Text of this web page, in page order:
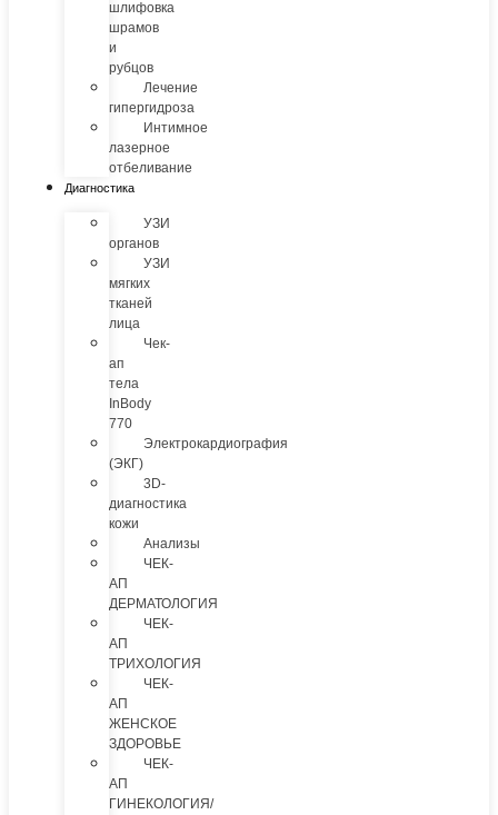
шлифовка
шрамов
и
рубцов
Лечение
гипергидроза
Интимное
лазерное
отбеливание
Диагностика
УЗИ
органов
УЗИ
мягких
тканей
лица
Чек-
ап
тела
InBody
770
Электрокардиография
(ЭКГ)
3D-
диагностика
кожи
Анализы
ЧЕК-
АП
ДЕРМАТОЛОГИЯ
ЧЕК-
АП
ТРИХОЛОГИЯ
ЧЕК-
АП
ЖЕНСКОЕ
ЗДОРОВЬЕ
ЧЕК-
АП
ГИНЕКОЛОГИЯ/